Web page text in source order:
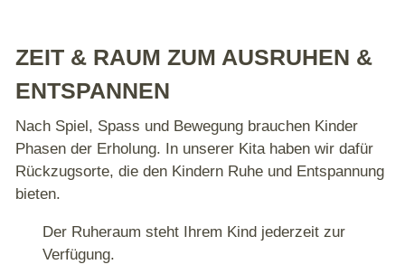
ZEIT & RAUM ZUM AUSRUHEN &
ENTSPANNEN
Nach Spiel, Spass und Bewegung brauchen Kinder
Phasen der Erholung. In unserer Kita haben wir dafür
Rückzugsorte, die den Kindern Ruhe und Entspannung
bieten.
Der Ruheraum steht Ihrem Kind jederzeit zur
Verfügung.